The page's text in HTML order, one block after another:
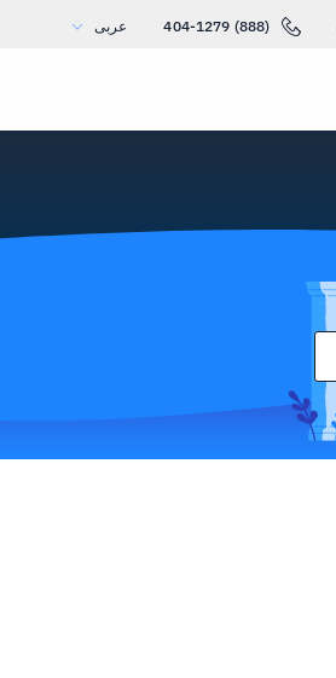
(888) 404-1279 عربى